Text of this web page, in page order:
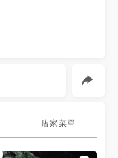
店家菜單